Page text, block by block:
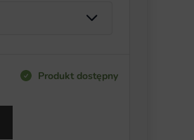
Produkt dostępny